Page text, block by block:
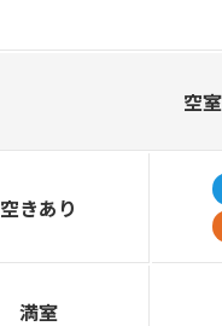
空
空きあり
満室